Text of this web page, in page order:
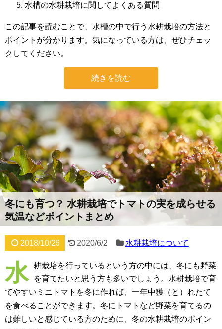
水槽の水耕栽培に関してよくある質問
この記事を読むことで、水槽の中で行う水耕栽培の方法と
ポイントが分かります。気になっている方は、ぜひチェッ
クしてください。
続きを読む
冬にも育つ？ 水耕栽培でトマトの実を成らせる
気温などポイントまとめ
2018/10/26 2020/6/2 水耕栽培について
水 耕栽培を行っているという方の中には、冬にも野菜
を育てたいと思う方も多いでしょう。水耕栽培で育
てやすいミニトマトを冬に作れば、一年中獲（と）れたて
を食べることができます。冬にトマトなど野菜を育てるの
は難しいと感じている方のために、冬の水耕栽培のポイン